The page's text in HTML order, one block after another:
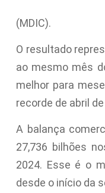
(MDIC).
O resultado
ao mesmo mês
melhor para
recorde de abril
A balança
27,736 bilhões
2024. Esse é o
desde o início da